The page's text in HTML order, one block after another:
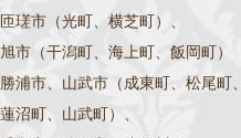
匝瑳市（光町、横芝町）、
旭市（干潟町、海上町、飯岡町）
勝浦市、山武市（成東町、松尾町、
蓮沼町、山武町）、